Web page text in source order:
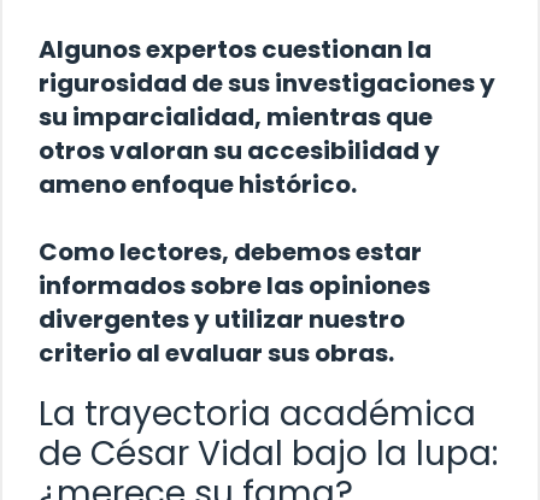
Algunos expertos cuestionan la
rigurosidad de sus investigaciones y
su imparcialidad, mientras que
otros valoran su accesibilidad y
ameno enfoque histórico.
Como lectores, debemos estar
informados sobre las opiniones
divergentes y utilizar nuestro
criterio al evaluar sus obras.
La trayectoria académica
de César Vidal bajo la lupa: